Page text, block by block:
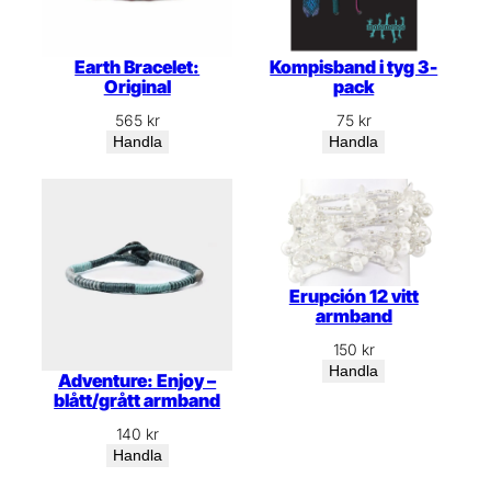
Earth Bracelet:
Original
565 kr
Handla
Kompisband i tyg 3-
pack
75 kr
Handla
Adventure: Enjoy –
blått/grått armband
140 kr
Handla
Erupción 12 vitt
armband
150 kr
Handla